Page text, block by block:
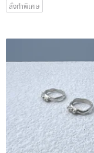
สั่งทำพิเศษ